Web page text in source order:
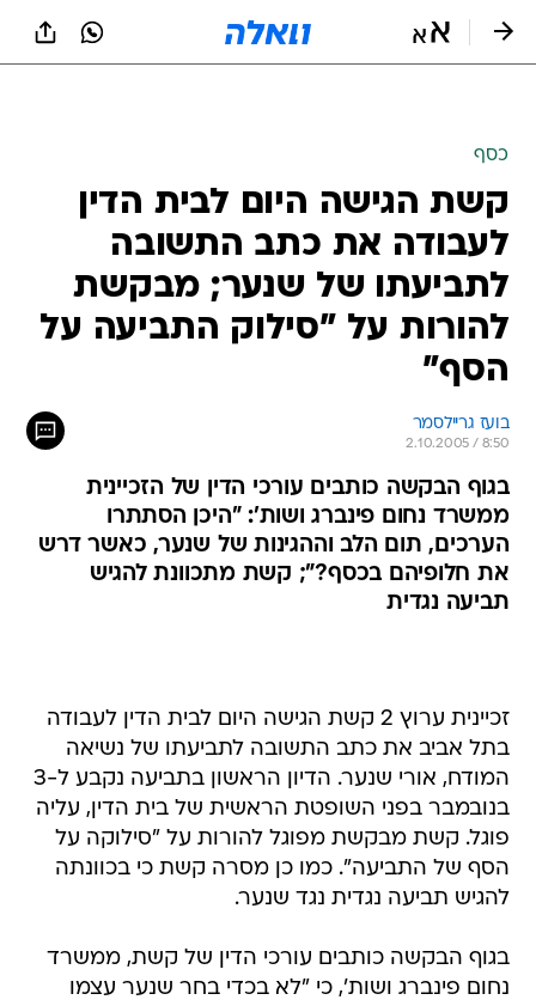
כסף
קשת הגישה היום לבית הדין
לעבודה את כתב התשובה
לתביעתו של שנער; מבקשת
להורות על "סילוק התביעה על
הסף"
בועז גריילסמר
2.10.2005 / 8:50
בגוף הבקשה כותבים עורכי הדין של הזכיינית
ממשרד נחום פינברג ושות': "היכן הסתתרו
הערכים, תום הלב וההגינות של שנער, כאשר דרש
את חלופיהם בכסף?"; קשת מתכוונת להגיש
תביעה נגדית
זכיינית ערוץ 2 קשת הגישה היום לבית הדין לעבודה
בתל אביב את כתב התשובה לתביעתו של נשיאה
המודח, אורי שנער. הדיון הראשון בתביעה נקבע ל-3
בנובמבר בפני השופטת הראשית של בית הדין, עליה
פוגל. קשת מבקשת מפוגל להורות על "סילוקה על
הסף של התביעה". כמו כן מסרה קשת כי בכוונתה
להגיש תביעה נגדית נגד שנער.
בגוף הבקשה כותבים עורכי הדין של קשת, ממשרד
נחום פינברג ושות', כי "לא בכדי בחר שנער עצמו